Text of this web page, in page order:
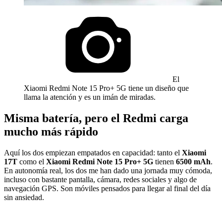
El
Xiaomi Redmi Note 15 Pro+ 5G tiene un diseño que
llama la atención y es un imán de miradas.
Misma batería, pero el Redmi carga
mucho más rápido
Aquí los dos empiezan empatados en capacidad: tanto el Xiaomi
17T como el Xiaomi Redmi Note 15 Pro+ 5G tienen 6500 mAh.
En autonomía real, los dos me han dado una jornada muy cómoda,
incluso con bastante pantalla, cámara, redes sociales y algo de
navegación GPS. Son móviles pensados para llegar al final del día
sin ansiedad.